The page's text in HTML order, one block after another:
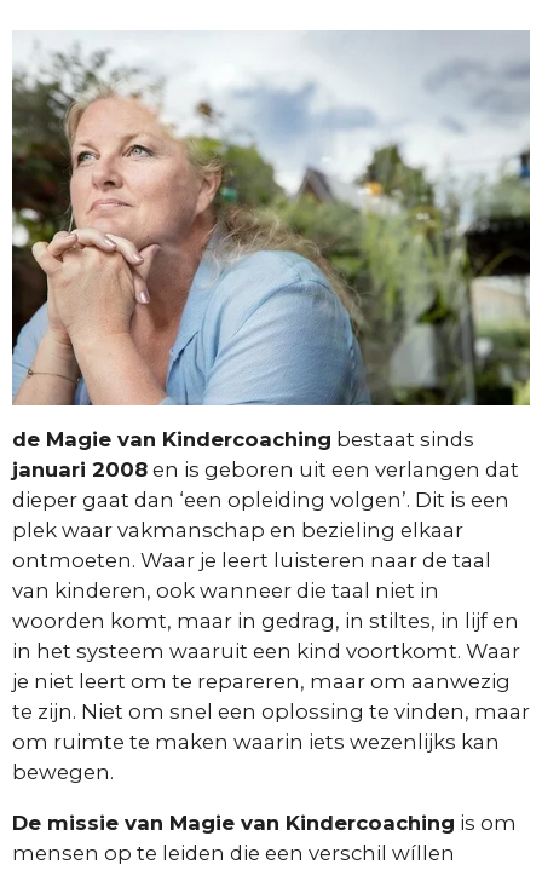
de Magie van Kindercoaching bestaat sinds
januari 2008 en is geboren uit een verlangen dat
dieper gaat dan ‘een opleiding volgen’. Dit is een
plek waar vakmanschap en bezieling elkaar
ontmoeten. Waar je leert luisteren naar de taal
van kinderen, ook wanneer die taal niet in
woorden komt, maar in gedrag, in stiltes, in lijf en
in het systeem waaruit een kind voortkomt. Waar
je niet leert om te repareren, maar om aanwezig
te zijn. Niet om snel een oplossing te vinden, maar
om ruimte te maken waarin iets wezenlijks kan
bewegen.
De missie van Magie van Kindercoaching is om
mensen op te leiden die een verschil wíllen